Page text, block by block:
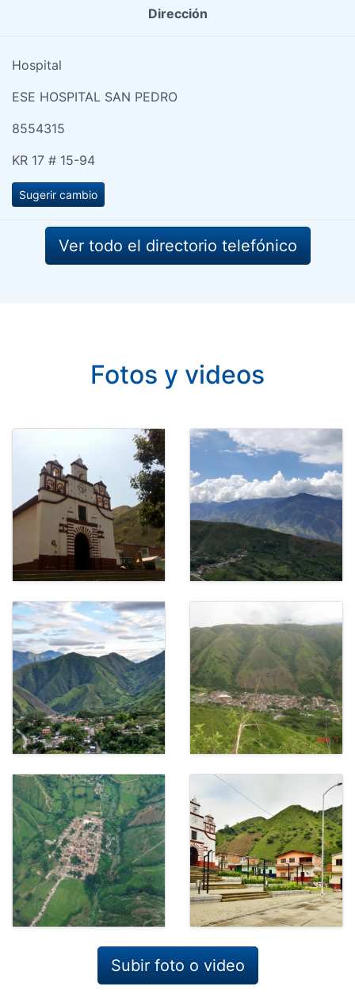
Dirección
Hospital
ESE HOSPITAL SAN PEDRO
8554315
KR 17 # 15-94
Sugerir cambio
Ver todo el directorio telefónico
Fotos y videos
Subir foto o video